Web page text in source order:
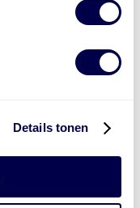
Details tonen